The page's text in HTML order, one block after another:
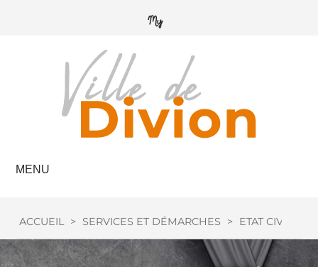
MENU
ACCUEIL > SERVICES ET DÉMARCHES > ETAT CIVIL